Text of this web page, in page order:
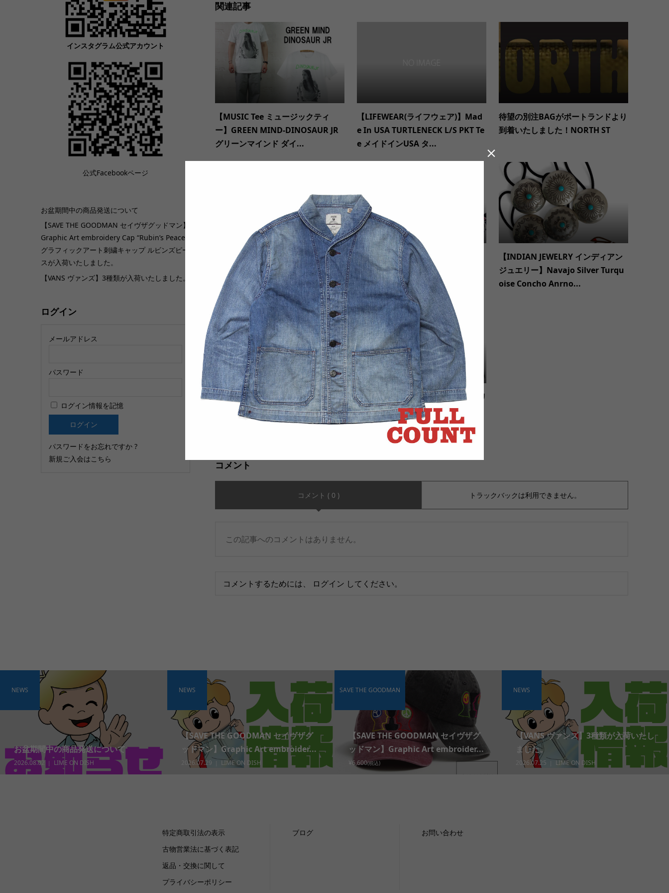
関連記事
【MUSIC Tee ミュージックティ
ー】GREEN MIND-DINOSAUR JR
グリーンマインド ダイ...
【LIFEWEAR(ライフウェア)】Mad
e In USA TURTLENECK L/S PKT Te
e メイドインUSA タ...
待望の別注BAGがポートランドより
到着いたしました！NORTH ST
【WALLA WALLA SPORT ワラワラ
スポーツ】S/S PRINT Tee CHARLE
S PETERSON “DRUM CR...
またまたUS企画のVANSデッドスト
ック入荷しております！アウトレッ
トもアリ
【INDIAN JEWELRY インディアン
ジュエリー】Navajo Silver Turqu
oise Concho Anrno...
【MUSIC Tee ミュージックティ
ー】DAYDREAM NATION-SONIC Y
OUTH S/S Tee デイドリ...
【MILITARY DEADSTOCK ミリタリ
ーデッドストック】DEADSTOCK U
S MADE BDU JKT REAL...
コメント
コメント ( 0 ) トラックバックは利用できません。
この記事へのコメントはありません。
コメントするためには、 ログイン してください。
インスタグラム公式アカウント
公式Facebookページ
お盆期間中の商品発送について
【SAVE THE GOODMAN セイヴザグッドマン】
Graphic Art embroidery Cap “Rubin’s Peace”
グラフィックアート刺繍キャップ ルビンズピー
スが入荷いたしました。
【VANS ヴァンズ】3種類が入荷いたしました。
ログイン
メールアドレス
パスワード
ログイン情報を記憶
パスワードをお忘れですか ?
新規ご入会はこちら
お盆期間中の商品発送について
2026.08.02 LIME ON DISH
NEWS
【SAVE THE GOODMAN セイヴザグ
ッドマン】Graphic Art embroider...
2026.07.29 LIME ON DISH
NEWS
【SAVE THE GOODMAN セイヴザグ
ッドマン】Graphic Art embroider...
¥6,600(税込)
SAVE THE GOODMAN
【VANS ヴァンズ】3種類が入荷いたし
ました。
2026.07.25 LIME ON DISH
NEWS
特定商取引法の表示
古物営業法に基づく表記
返品・交換に関して
プライバシーポリシー
ブログ お問い合わせ
